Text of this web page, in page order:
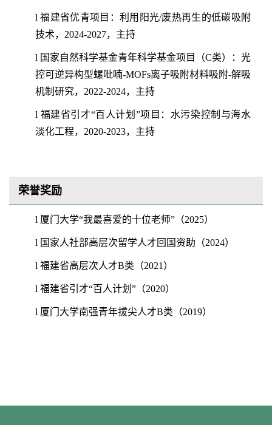
l福建省优青项目：利用阳光/废热再生的低碳吸附
技术， 2024-2027，主持
l 国家自然科学基金青年科学基金项目（C类）： 光
控可逆异构型螺吡喃-MOFs离子吸附材料吸附-解吸
机制研究， 2022-2024，主持
l 福建省引才“百人计划 ”项目：水污染控制与海水
淡化工程， 2020-2023，主持
荣誉奖励
l 厦门大学“我最喜爱的十位老师” （2025）
l 国家人社部高层次留学人才回国资助（2024）
l 福建省高层次人才B类（2021 ）
l 福建省引才“百人计划 ” （2020）
l 厦门大学南强青年拔尖人才B类 （2019）